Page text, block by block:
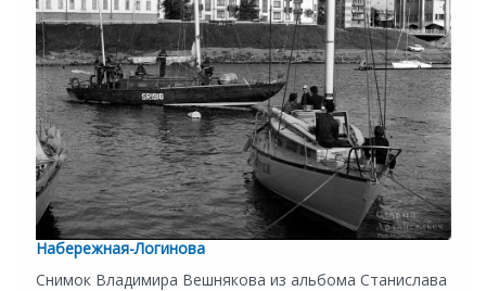
Набережная-Логинова
Снимок Владимира Вешнякова из альбома Станислава